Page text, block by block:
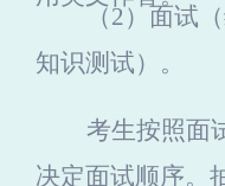
（2）面试
知识测试）。
考生按照面
决定面试顺序。